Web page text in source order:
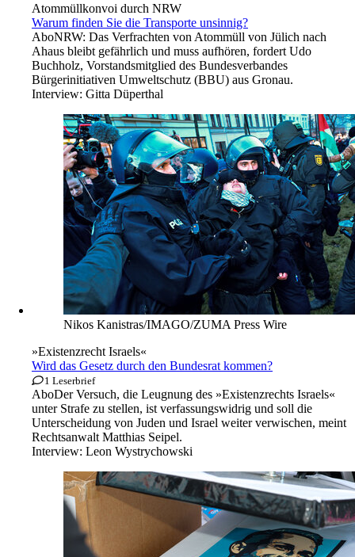
Atommüllkonvoi durch NRW
Warum finden Sie die Transporte unsinnig?
AboNRW: Das Verfrachten von Atommüll von Jülich nach
Ahaus bleibt gefährlich und muss aufhören, fordert Udo
Buchholz, Vorstandsmitglied des Bundesverbandes
Bürgerinitiativen Umweltschutz (BBU) aus Gronau.
Interview: Gitta Düperthal
Nikos Kanistras/IMAGO/ZUMA Press Wire
»Existenzrecht Israels«
Wird das Gesetz durch den Bundesrat kommen?
1 Leserbrief
AboDer Versuch, die Leugnung des »Existenzrechts Israels«
unter Strafe zu stellen, ist verfassungswidrig und soll die
Unterscheidung von Juden und Israel weiter verwischen, meint
Rechtsanwalt Matthias Seipel.
Interview: Leon Wystrychowski